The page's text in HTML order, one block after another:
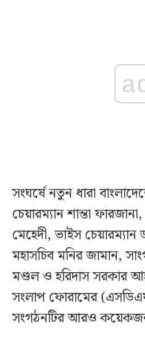
সংঘর্ষে নতুন ধারা
চেয়ারম্যান শান্তা
মেহেদী, ভাইস
মহাসচিব মনির জামান,
মণ্ডল ও হরিদাস সরকার
সংলাপ ফোরামের
সংগঠনটির আরও